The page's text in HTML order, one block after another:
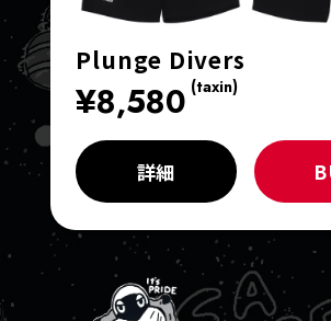
Plunge Divers
¥8,580 (taxin)
詳細